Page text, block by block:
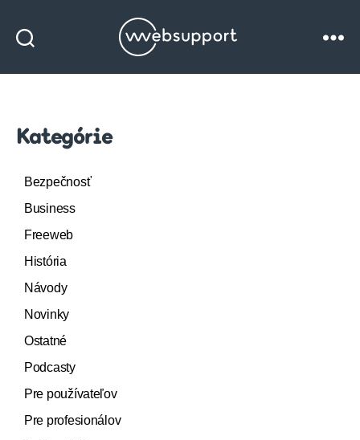
Websupport
Kategórie
Bezpečnosť
Business
Freeweb
História
Návody
Novinky
Ostatné
Podcasty
Pre používateľov
Pre profesionálov